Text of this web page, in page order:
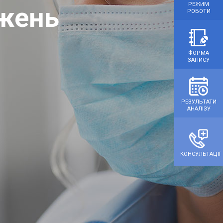
РЕЖИМ
РОБОТИ
ФОРМА
ЗАПИСУ
РЕЗУЛЬТАТИ
АНАЛІЗУ
КОНСУЛЬТАЦІЇ